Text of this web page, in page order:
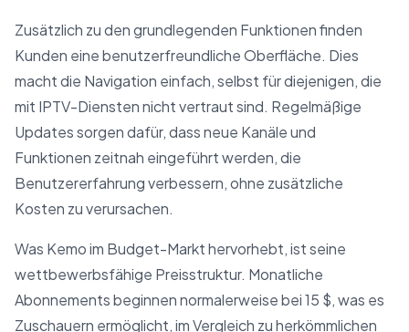
Zusätzlich zu den grundlegenden Funktionen finden
Kunden eine benutzerfreundliche Oberfläche. Dies
macht die Navigation einfach, selbst für diejenigen, die
mit IPTV-Diensten nicht vertraut sind. Regelmäßige
Updates sorgen dafür, dass neue Kanäle und
Funktionen zeitnah eingeführt werden, die
Benutzererfahrung verbessern, ohne zusätzliche
Kosten zu verursachen.
Was Kemo im Budget-Markt hervorhebt, ist seine
wettbewerbsfähige Preisstruktur. Monatliche
Abonnements beginnen normalerweise bei 15 $, was es
Zuschauern ermöglicht, im Vergleich zu herkömmlichen